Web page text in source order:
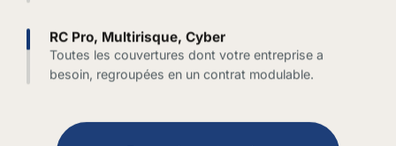
RC Pro, Multirisque, Cyber
Toutes les couvertures dont votre entreprise a
besoin, regroupées en un contrat modulable.